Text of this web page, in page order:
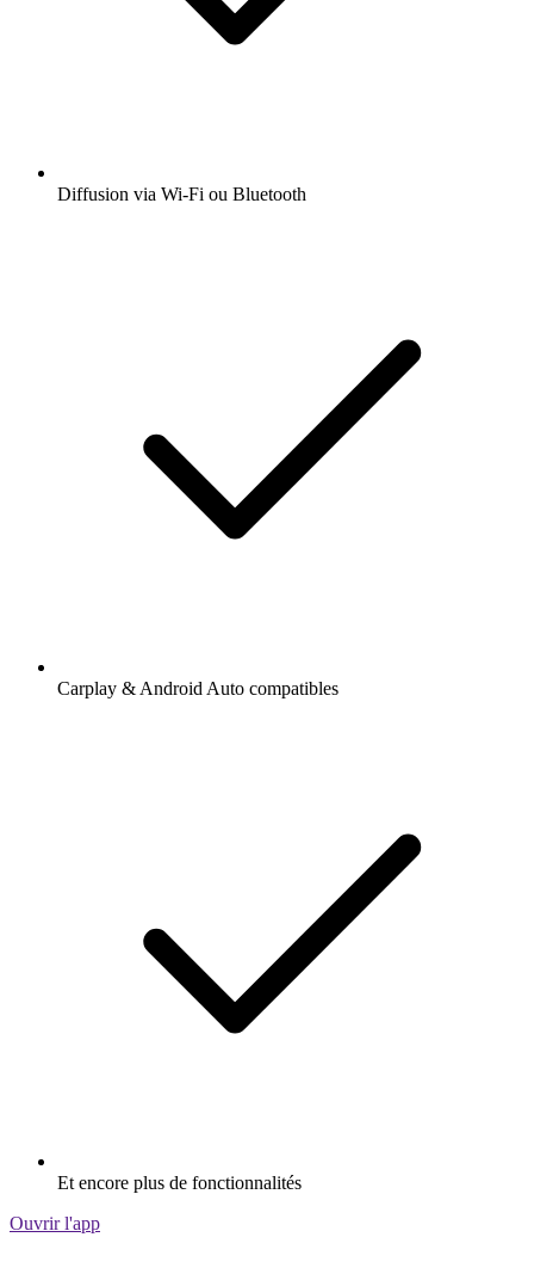
Diffusion via Wi-Fi ou Bluetooth
Carplay & Android Auto compatibles
Et encore plus de fonctionnalités
Ouvrir l'app